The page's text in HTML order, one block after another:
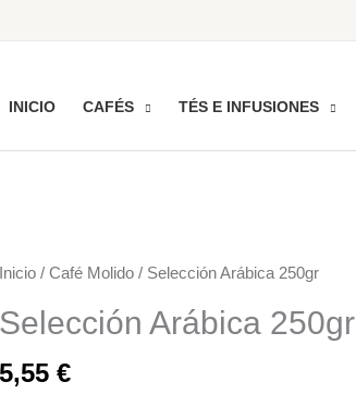
INICIO CAFÉS TÉS E INFUSIONES
Inicio/ Café Molido/ Selección Arábica 250gr
Selección Arábica 250gr
5,55 €